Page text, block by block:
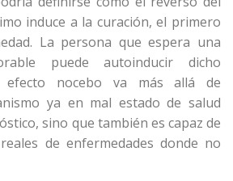
induce a la curación, el primero
La persona que espera una
puede autoinducir dicho
efecto nocebo va más allá de
ya en mal estado de salud
sino que también es capaz de
de enfermedades donde no